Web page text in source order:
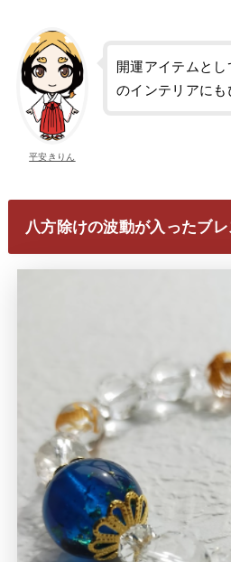
平安きりん
開運アイテムと
のインテリアにも
八方除けの波動が入ったブレ